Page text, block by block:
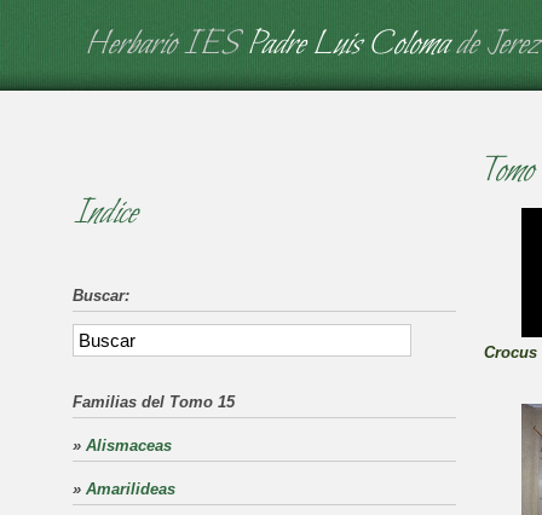
Herbario IES Padre Luis Colomade Jerez
Indice
Buscar:
Familias del Tomo 15
» Alismaceas
» Amarilideas